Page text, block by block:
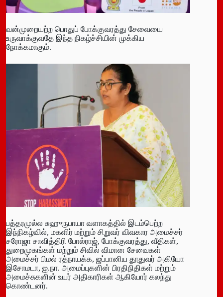
வன்முறையற்ற பொதுப் போக்குவரத்து சேவையை
உருவாக்குவதே இந்த நிகழ்ச்சியின் முக்கிய
நோக்கமாகும்.
பத்தரமுல்ல சுஹுருபாயா வளாகத்தில் இடம்பெற்ற
இந்நிகழ்வில், மகளிர் மற்றும் சிறுவர் விவகார அமைச்சர்
சரோஜா சாவித்திரி போல்ராஜ், போக்குவரத்து, வீதிகள்,
துறைமுகங்கள் மற்றும் சிவில் விமான சேவைகள்
அமைச்சர் பிமல் ரத்நாயக்க, ஜப்பானிய தூதுவர் அகியோ
இசோமடா, ஐ.நா. அமைப்புகளின் பிரதிநிதிகள் மற்றும்
அமைச்சுகளின் உயர் அதிகாரிகள் ஆகியோர் கலந்து
கொண்டனர்.